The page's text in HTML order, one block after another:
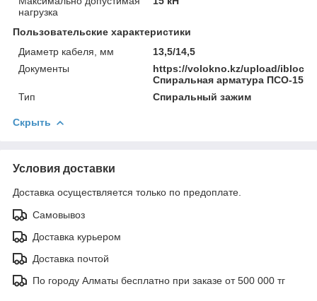
нагрузка
Пользовательские характеристики
Диаметр кабеля, мм
13,5/14,5
Документы
https://volokno.kz/upload/iblock/
Спиральная арматура ПСО-
Тип
Спиральный зажим
Скрыть
Условия доставки
Доставка осуществляется только по предоплате.
Самовывоз
Доставка курьером
Доставка почтой
По городу Алматы бесплатно при заказе от 500 000 тг